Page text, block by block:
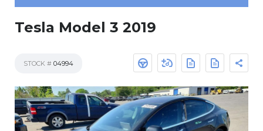
Tesla Model 3 2019
STOCK # 04994